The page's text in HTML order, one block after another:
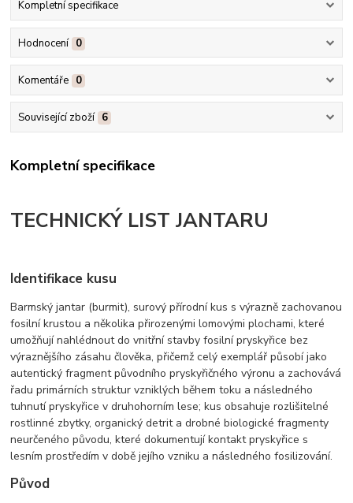
Kompletní specifikace
Hodnocení 0
Komentáře 0
Související zboží 6
Kompletní specifikace
TECHNICKÝ LIST JANTARU
Identifikace kusu
Barmský jantar (burmit), surový přírodní kus s výrazně zachovanou
fosilní krustou a několika přirozenými lomovými plochami, které
umožňují nahlédnout do vnitřní stavby fosilní pryskyřice bez
výraznějšího zásahu člověka, přičemž celý exemplář působí jako
autentický fragment původního pryskyřičného výronu a zachovává
řadu primárních struktur vzniklých během toku a následného
tuhnutí pryskyřice v druhohorním lese; kus obsahuje rozlišitelné
rostlinné zbytky, organický detrit a drobné biologické fragmenty
neurčeného původu, které dokumentují kontakt pryskyřice s
lesním prostředím v době jejího vzniku a následného fosilizování.
Původ